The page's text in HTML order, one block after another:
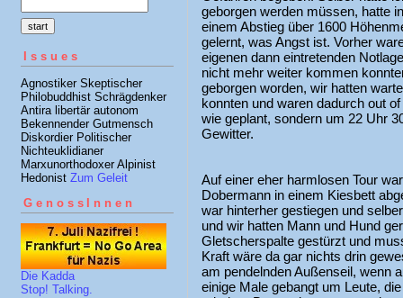
Issues
Agnostiker Skeptischer
Philobuddhist Schrägdenker
Antira libertär autonom
Bekennender Gutmensch
Diskordier Politischer
Nichteuklidianer
Marxunorthodoxer Alpinist
Hedonist Zum Geleit
GenossInnen
Die Kadda
Stop! Talking.
geborgen werden müssen, hatte
einem Abstieg über 1600
gelernt, was Angst ist. Vorher
eigenen dann eintretenden
nicht mehr weiter kommen
geborgen worden, wir hatten
konnten und waren dadurch out
wie geplant, sondern um 22 Uhr
Gewitter.
Auf einer eher harmlosen Tour
Dobermann in einem Kiesbett
war hinterher gestiegen und
und wir hatten Mann und Hund
Gletscherspalte gestürzt und
Kraft wäre da gar nichts drin
am pendelnden Außenseil, wenn
einige Male gebangt um Leute,